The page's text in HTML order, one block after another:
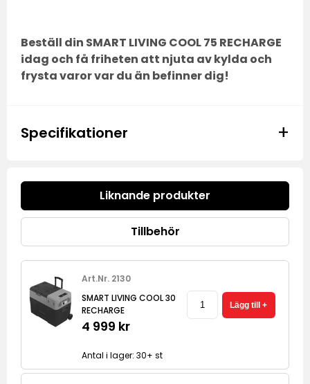
Beställ din SMART LIVING COOL 75 RECHARGE
idag och få friheten att njuta av kylda och
frysta varor var du än befinner dig!
Specifikationer +
Liknande produkter
Tillbehör
Art.Nr. 2130
SMART LIVING COOL 30
RECHARGE
4 999 kr
Antal i lager: 30+ st